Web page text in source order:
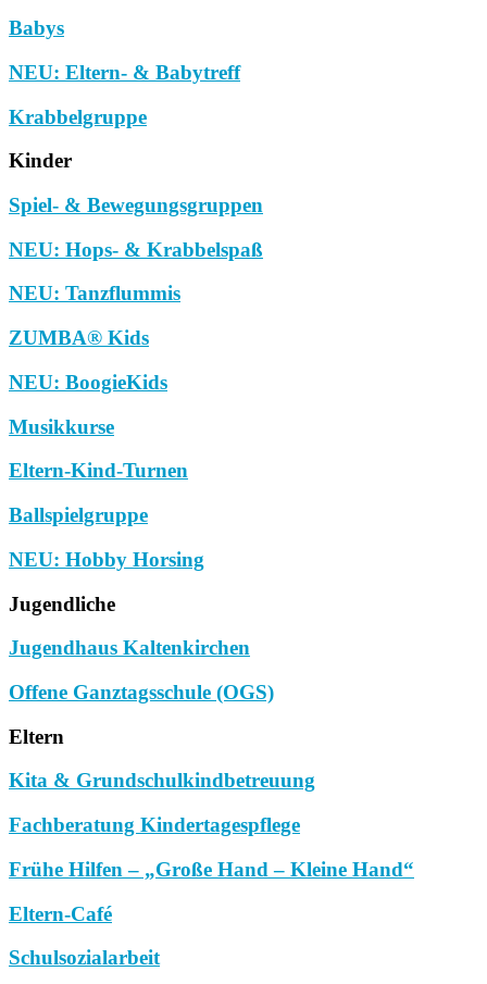
Babys
NEU: Eltern- & Babytreff
Krabbelgruppe
Kinder
Spiel- & Bewegungsgruppen
NEU: Hops- & Krabbelspaß
NEU: Tanzflummis
ZUMBA® Kids
NEU: BoogieKids
Musikkurse
Eltern-Kind-Turnen
Ballspielgruppe
NEU: Hobby Horsing
Jugendliche
Jugendhaus Kaltenkirchen
Offene Ganztagsschule (OGS)
Eltern
Kita & Grundschulkindbetreuung
Fachberatung Kindertagespflege
Frühe Hilfen – „Große Hand – Kleine Hand“
Eltern-Café
Schulsozialarbeit